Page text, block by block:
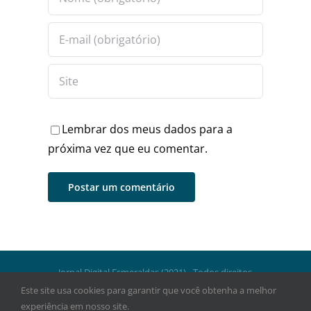
Lembrar dos meus dados para a
próxima vez que eu comentar.
Jornal Digital Esmeraldas (2021) - Todos direitos
reservados.
Este site usa cookies para garantir que você obtenha a melhor
experiência em nosso site.